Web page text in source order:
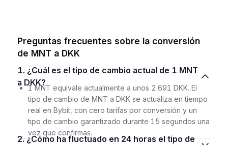
Preguntas frecuentes sobre la conversión
de MNT a DKK
1. ¿Cuál es el tipo de cambio actual de 1 MNT
a DKK?
1 MNT equivale actualmente a unos 2.691 DKK. El
tipo de cambio de MNT a DKK se actualiza en tiempo
real en Bybit, con cero tarifas por conversión y un
tipo de cambio garantizado durante 15 segundos una
vez que confirmas.
2. ¿Cómo ha fluctuado en 24 horas el tipo de